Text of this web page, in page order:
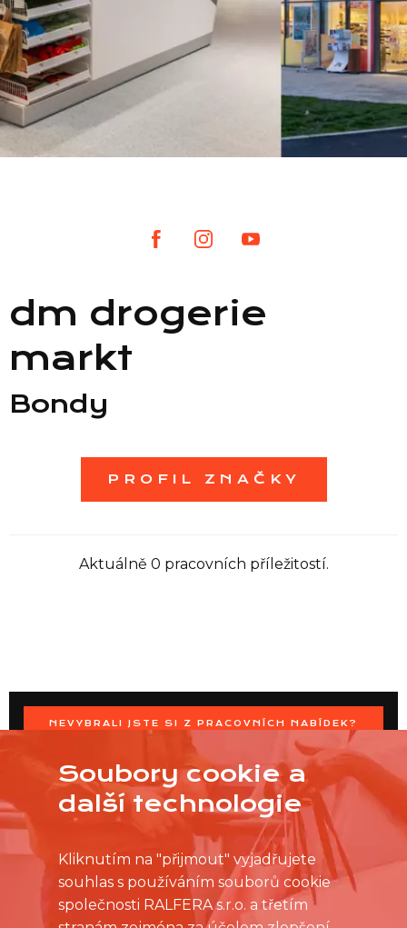
Seznam NC
Informace
dm drogerie
markt
Bondy
PROFIL ZNAČKY
Aktuálně 0 pracovních příležitostí.
NEVYBRALI JSTE SI Z PRACOVNÍCH NABÍDEK?
OSLOVTE PRODEJNU PŘÍMO S VAŠIMI ČASOVÝMI
MOŽNOSTMI
Soubory cookie a
další technologie
Kliknutím na "přijmout" vyjadřujete
souhlas s používáním souborů cookie
společnosti RALFERA s.r.o. a třetím